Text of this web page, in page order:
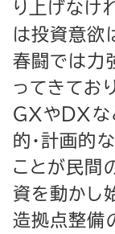
り上げなけ
は投資意欲
春闘では力
ってきてお
ＧＸやＤＸ
的・計画的
ことが民間
資を動かし
造拠点整備